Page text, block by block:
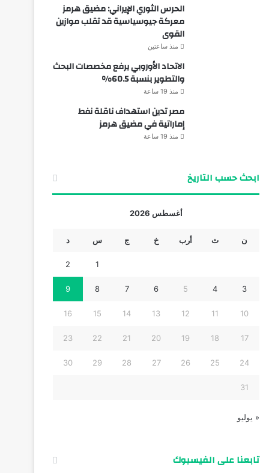
الحرس الثوري الإيراني: مضيق هرمز
معركة جيوسياسية قد تقلب موازين
القوى
منذ ساعتين
الاتحاد الأوروبي يرفع مخصصات البحث
والتطوير بنسبة 60.5%
منذ 19 ساعة
مصر تدين استهداف ناقلة نفط
إماراتية في مضيق هرمز
منذ 19 ساعة
ابحث حسب التاريخ
أغسطس 2026
ن ث أرب خ ج س د
1
2
3
4
5
6
7
8
9
10
11
12
13
14
15
16
17
18
19
20
21
22
23
24
25
26
27
28
29
30
31
« يوليو
تابعنا على الفيسبوك